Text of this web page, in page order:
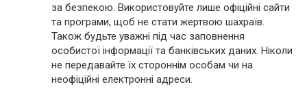
за безпекою. Використовуйте лише офіційні сайти
та програми, щоб не стати жертвою шахраїв.
Також будьте уважні під час заповнення
особистої інформації та банківських даних. Ніколи
не передавайте їх стороннім особам чи на
неофіційні електронні адреси.